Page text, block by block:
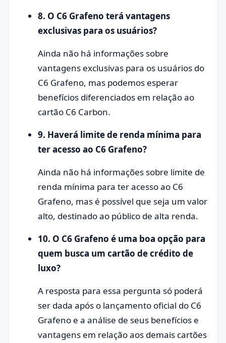
8. O C6 Grafeno terá vantagens
exclusivas para os usuários?
Ainda não há informações sobre
vantagens exclusivas para os usuários do
C6 Grafeno, mas podemos esperar
benefícios diferenciados em relação ao
cartão C6 Carbon.
9. Haverá limite de renda mínima para
ter acesso ao C6 Grafeno?
Ainda não há informações sobre limite de
renda mínima para ter acesso ao C6
Grafeno, mas é possível que seja um valor
alto, destinado ao público de alta renda.
10. O C6 Grafeno é uma boa opção para
quem busca um cartão de crédito de
luxo?
A resposta para essa pergunta só poderá
ser dada após o lançamento oficial do C6
Grafeno e a análise de seus benefícios e
vantagens em relação aos demais cartões